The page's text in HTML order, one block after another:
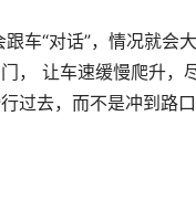
车“对话”，情况就会
， 让车速缓慢爬升，
过去，而不是冲到路